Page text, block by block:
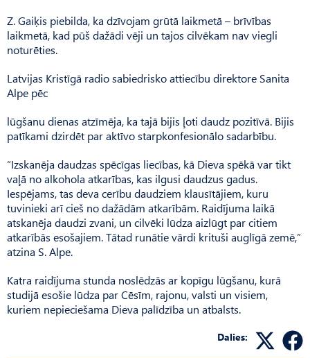
Z. Gaiķis piebilda, ka dzīvojam grūtā laikmetā – brīvības
laikmetā, kad pūš dažādi vēji un tajos cilvēkam nav viegli
noturēties.
Latvijas Kristīgā radio sabiedrisko attiecību direktore Sanita
Alpe pēc
lūgšanu dienas atzīmēja, ka tajā bijis ļoti daudz pozitīvā. Bijis
patīkami dzirdēt par aktīvo starpkonfesionālo sadarbību.
“Izskanēja daudzas spēcīgas liecības, kā Dieva spēkā var tikt
vaļā no alkohola atkarības, kas ilgusi daudzus gadus.
Iespējams, tas deva cerību daudziem klausītājiem, kuru
tuvinieki arī cieš no dažādām atkarībām. Raidījuma laikā
atskanēja daudzi zvani, un cilvēki lūdza aizlūgt par citiem
atkarībās esošajiem. Tātad runātie vārdi krituši auglīgā zemē,”
atzina S. Alpe.
Katra raidījuma stunda noslēdzās ar kopīgu lūgšanu, kurā
studijā esošie lūdza par Cēsīm, rajonu, valsti un visiem,
kuriem nepieciešama Dieva palīdzība un atbalsts.
Dalies: